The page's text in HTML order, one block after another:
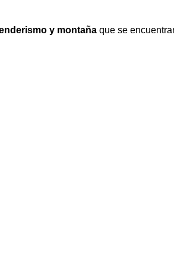
y montañaque se